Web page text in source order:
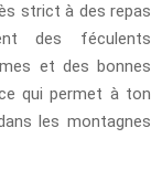
strict à des repas
des féculents
et des bonnes
qui permet à ton
les montagnes